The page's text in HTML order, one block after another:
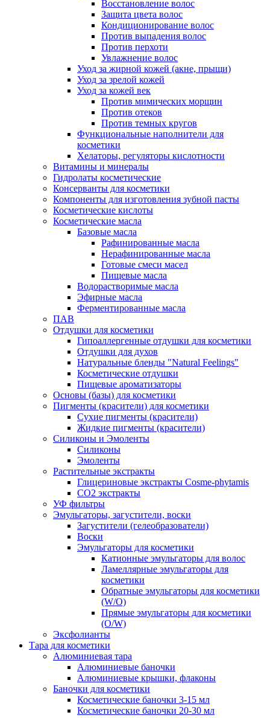
Восстановление волос
Защита цвета волос
Кондиционирование волос
Против выпадения волос
Против перхоти
Увлажнение волос
Уход за жирной кожей (акне, прыщи)
Уход за зрелой кожей
Уход за кожей век
Против мимических морщин
Против отеков
Против темных кругов
Функциональные наполнители для
косметики
Хелаторы, регуляторы кислотности
Витамины и минералы
Гидролаты косметические
Консерванты для косметики
Компоненты для изготовления зубной пасты
Косметические кислоты
Косметические масла
Базовые масла
Рафинированные масла
Нерафинированные масла
Готовые смеси масел
Пищевые масла
Водорастворимые масла
Эфирные масла
Ферментированные масла
ПАВ
Отдушки для косметики
Гипоаллергенные отдушки для косметики
Отдушки для духов
Натуральные бленды "Natural Feelings"
Косметические отдушки
Пищевые ароматизаторы
Основы (базы) для косметики
Пигменты (красители) для косметики
Сухие пигменты (красители)
Жидкие пигменты (красители)
Силиконы и Эмоленты
Силиконы
Эмоленты
Растительные экстракты
Глицериновые экстракты Cosme-phytamis
СО2 экстракты
УФ фильтры
Эмульгаторы, загустители, воски
Загустители (гелеобразователи)
Воски
Эмульгаторы для косметики
Катионные эмульгаторы для волос
Ламеллярные эмульгаторы для
косметики
Обратные эмульгаторы для косметики
(W/O)
Прямые эмульгаторы для косметики
(O/W)
Эксфолианты
Тара для косметики
Алюминиевая тара
Алюминиевые баночки
Алюминиевые крышки, флаконы
Баночки для косметики
Косметические баночки 3-15 мл
Косметические баночки 20-30 мл